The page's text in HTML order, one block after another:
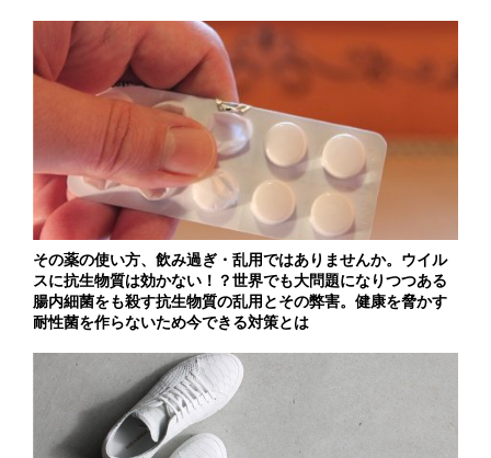
その薬の使い方、飲み過ぎ・乱用ではありませんか。ウイル
スに抗生物質は効かない！？世界でも大問題になりつつある
腸内細菌をも殺す抗生物質の乱用とその弊害。健康を脅かす
耐性菌を作らないため今できる対策とは